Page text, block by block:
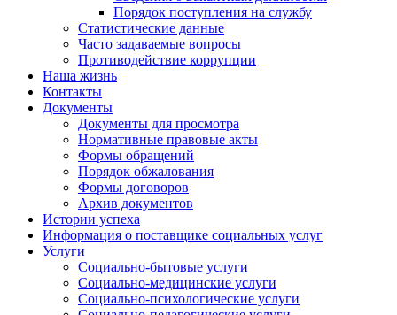
Порядок поступления на службу
Статистические данные
Часто задаваемые вопросы
Противодействие коррупции
Наша жизнь
Контакты
Документы
Документы для просмотра
Нормативные правовые акты
Формы обращений
Порядок обжалования
Формы договоров
Архив документов
Истории успеха
Информация о поставщике социальных услуг
Услуги
Социально-бытовые услуги
Социально-медицинские услуги
Социально-психологические услуги